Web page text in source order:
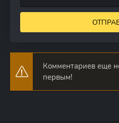
Комментариев еще
первым!